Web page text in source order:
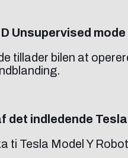
Unsupervised
tillader bilen at
det indledende
ti Tesla Model Y